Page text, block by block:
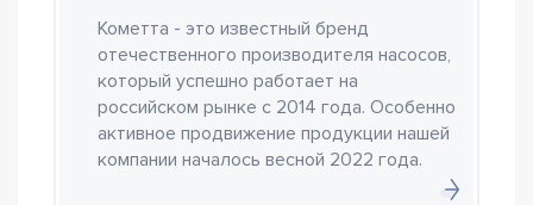
Кометта - это известный бренд
отечественного производителя насосов,
который успешно работает на
российском рынке с 2014 года. Особенно
активное продвижение продукции нашей
компании началось весной 2022 года.